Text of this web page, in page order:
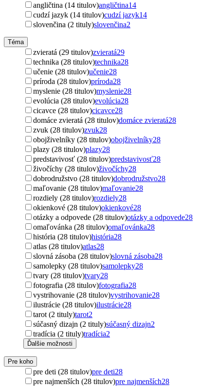
angličtina (14 titulov)angličtina14
cudzí jazyk (14 titulov)cudzí jazyk14
slovenčina (2 tituly)slovenčina2
Téma
zvieratá (29 titulov)zvieratá29
technika (28 titulov)technika28
učenie (28 titulov)učenie28
príroda (28 titulov)príroda28
myslenie (28 titulov)myslenie28
evolúcia (28 titulov)evolúcia28
cicavce (28 titulov)cicavce28
domáce zvieratá (28 titulov)domáce zvieratá28
zvuk (28 titulov)zvuk28
obojživelníky (28 titulov)obojživelníky28
plazy (28 titulov)plazy28
predstavivosť (28 titulov)predstavivosť28
živočíchy (28 titulov)živočíchy28
dobrodružstvo (28 titulov)dobrodružstvo28
maľovanie (28 titulov)maľovanie28
rozdiely (28 titulov)rozdiely28
okienkové (28 titulov)okienkové28
otázky a odpovede (28 titulov)otázky a odpovede28
omaľovánka (28 titulov)omaľovánka28
história (28 titulov)história28
atlas (28 titulov)atlas28
slovná zásoba (28 titulov)slovná zásoba28
samolepky (28 titulov)samolepky28
tvary (28 titulov)tvary28
fotografia (28 titulov)fotografia28
vystrihovanie (28 titulov)vystrihovanie28
ilustrácie (28 titulov)ilustrácie28
tarot (2 tituly)tarot2
súčasný dizajn (2 tituly)súčasný dizajn2
tradícia (2 tituly)tradícia2
Ďalšie možnosti
Pre koho
pre deti (28 titulov)pre deti28
pre najmenších (28 titulov)pre najmenších28